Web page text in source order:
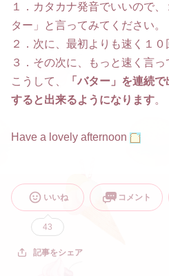
１．カタカナ発音でいいので
ター」と言ってみてください。
２．次に、最初よりも速く１０
３．その次に、もっと速く言っ
こうして、
「バター」を連続
すると出来るようになります。
Have a lovely afternoon
いいね
43
コメント
記事をシェア